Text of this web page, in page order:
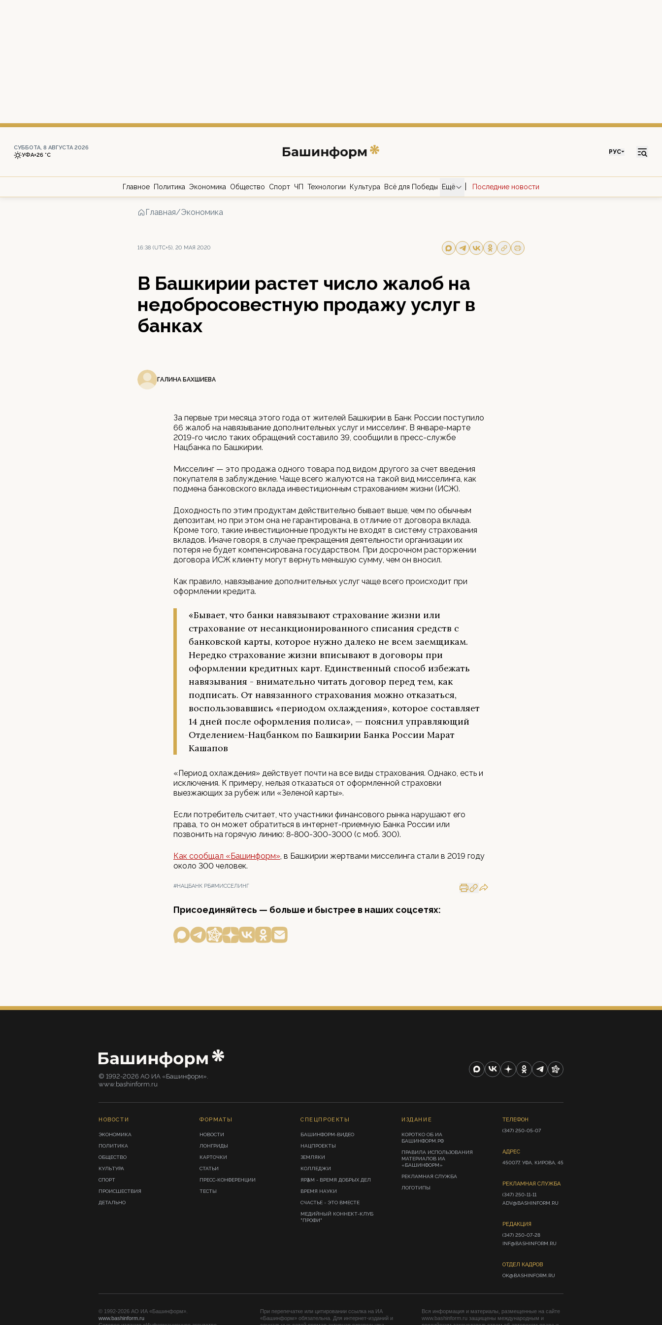
СУББОТА, 8 АВГУСТА 2026
УФА+26 °С РУС
Главное Политика Экономика Общество Спорт ЧП Технологии Культура Всё для Победы Ещё Последние новости
Главная/Экономика
16:38 (UTC+5), 20 МАЯ 2020
В Башкирии растет число жалоб на
недобросовестную продажу услуг в
банках
ГАЛИНА БАХШИЕВА
За первые три месяца этого года от жителей Башкирии в Банк России поступило
66 жалоб на навязывание дополнительных услуг и мисселинг. В январе-марте
2019-го число таких обращений составило 39, сообщили в пресс-службе
Нацбанка по Башкирии.
Мисселинг — это продажа одного товара под видом другого за счет введения
покупателя в заблуждение. Чаще всего жалуются на такой вид мисселинга, как
подмена банковского вклада инвестиционным страхованием жизни (ИСЖ).
Доходность по этим продуктам действительно бывает выше, чем по обычным
депозитам, но при этом она не гарантирована, в отличие от договора вклада.
Кроме того, такие инвестиционные продукты не входят в систему страхования
вкладов. Иначе говоря, в случае прекращения деятельности организации их
потеря не будет компенсирована государством. При досрочном расторжении
договора ИСЖ клиенту могут вернуть меньшую сумму, чем он вносил.
Как правило, навязывание дополнительных услуг чаще всего происходит при
оформлении кредита.
«Бывает, что банки навязывают страхование жизни или
страхование от несанкционированного списания средств с
банковской карты, которое нужно далеко не всем заемщикам.
Нередко страхование жизни вписывают в договоры при
оформлении кредитных карт. Единственный способ избежать
навязывания - внимательно читать договор перед тем, как
подписать. От навязанного страхования можно отказаться,
воспользовавшись «периодом охлаждения», которое составляет
14 дней после оформления полиса», — пояснил управляющий
Отделением-Нацбанком по Башкирии Банка России Марат
Кашапов
«Период охлаждения» действует почти на все виды страхования. Однако, есть и
исключения. К примеру, нельзя отказаться от оформленной страховки
выезжающих за рубеж или «Зеленой карты».
Если потребитель считает, что участники финансового рынка нарушают его
права, то он может обратиться в интернет-приемную Банка России или
позвонить на горячую линию: 8-800-300-3000 (с моб. 300).
Как сообщал «Башинформ», в Башкирии жертвами мисселинга стали в 2019 году
около 300 человек.
#НАЦБАНК РБ#МИССЕЛИНГ
Присоединяйтесь — больше и быстрее в наших соцсетях:
© 1992-2026 АО ИА «Башинформ».
www.bashinform.ru
НОВОСТИ
ЭКОНОМИКА
ПОЛИТИКА
ОБЩЕСТВО
КУЛЬТУРА
СПОРТ
ПРОИСШЕСТВИЯ
ДЕТАЛЬНО
ФОРМАТЫ
НОВОСТИ
ЛОНГРИДЫ
КАРТОЧКИ
СТАТЬИ
ПРЕСС-КОНФЕРЕНЦИИ
ТЕСТЫ
СПЕЦПРОЕКТЫ
БАШИНФОРМ-ВИДЕО
НАЦПРОЕКТЫ
ЗЕМЛЯКИ
КОЛЛЕДЖИ
ЯРҘАМ - ВРЕМЯ ДОБРЫХ ДЕЛ
ВРЕМЯ НАУКИ
СЧАСТЬЕ - ЭТО ВМЕСТЕ
МЕДИЙНЫЙ КОННЕКТ-КЛУБ
"ПРОФИ"
ИЗДАНИЕ
КОРОТКО ОБ ИА
БАШИНФОРМ.РФ
ПРАВИЛА ИСПОЛЬЗОВАНИЯ
МАТЕРИАЛОВ ИА
«БАШИНФОРМ»
РЕКЛАМНАЯ СЛУЖБА
ЛОГОТИПЫ
ТЕЛЕФОН
(347) 250-05-07
АДРЕС
450077, УФА, КИРОВА, 45
РЕКЛАМНАЯ СЛУЖБА
(347) 250-11-11
ADV@BASHINFORM.RU
РЕДАКЦИЯ
(347) 250-07-28
INF@BASHINFORM.RU
ОТДЕЛ КАДРОВ
OK@BASHINFORM.RU
© 1992-2026 АО ИА «Башинформ».
www.bashinform.ru
При перепечатке или цитировании ссылка на ИА
«Башинформ» обязательна. Для интернет-изданий и
Вся информация и материалы, размещенные на сайте
www.bashinform.ru защищены международным и